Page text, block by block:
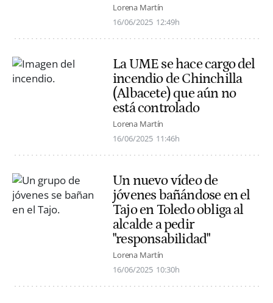
Lorena Martín
16/06/2025 12:49h
La UME se hace cargo del
incendio de Chinchilla
(Albacete) que aún no
está controlado
Lorena Martín
16/06/2025 11:46h
Un nuevo vídeo de
jóvenes bañándose en el
Tajo en Toledo obliga al
alcalde a pedir
"responsabilidad"
Lorena Martín
16/06/2025 10:30h